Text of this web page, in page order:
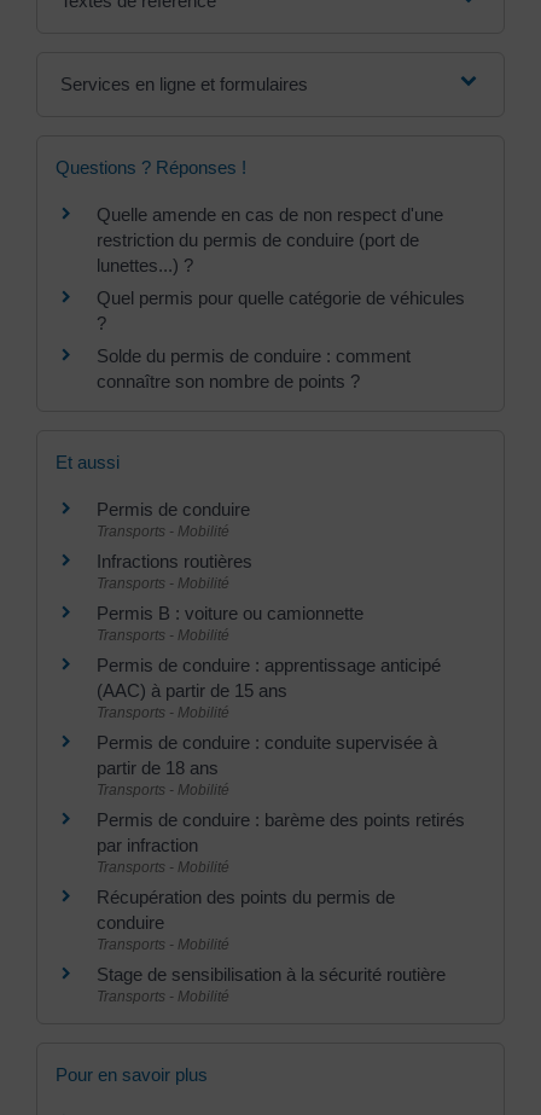
Services en ligne et formulaires
Questions ? Réponses !
Quelle amende en cas de non respect d'une
restriction du permis de conduire (port de
lunettes...) ?
Quel permis pour quelle catégorie de véhicules
?
Solde du permis de conduire : comment
connaître son nombre de points ?
Et aussi
Permis de conduire
Transports - Mobilité
Infractions routières
Transports - Mobilité
Permis B : voiture ou camionnette
Transports - Mobilité
Permis de conduire : apprentissage anticipé
(AAC) à partir de 15 ans
Transports - Mobilité
Permis de conduire : conduite supervisée à
partir de 18 ans
Transports - Mobilité
Permis de conduire : barème des points retirés
par infraction
Transports - Mobilité
Récupération des points du permis de
conduire
Transports - Mobilité
Stage de sensibilisation à la sécurité routière
Transports - Mobilité
Pour en savoir plus